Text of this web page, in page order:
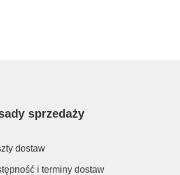
sprzedaży
dostaw
i terminy dostaw